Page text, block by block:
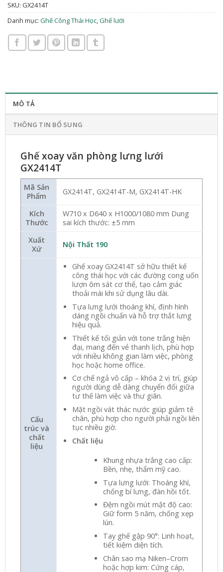
SKU: GX2414T
Danh mục: Ghế Công Thái Học, Ghế lưới
MÔ TẢ
THÔNG TIN BỔ SUNG
Ghế xoay văn phòng lưng lưới
GX2414T
Mã Sản
Phẩm
GX2414T, GX2414T-M, GX2414T-HK
Kích
Thước
W710 x D640 x H1000/1080 mm Dung
sai kích thước: ±5 mm
Xuất
Xứ
Nội Thất 190
Cấu
trúc và
chất
liệu
Ghế xoay GX2414T sở hữu thiết kế
công thái học với các đường cong uốn
lượn ôm sát cơ thể, tạo cảm giác
thoải mái khi sử dụng lâu dài.
Tựa lưng lưới thoáng khí, định hình
dáng ngồi chuẩn và hỗ trợ thắt lưng
hiệu quả.
Thiết kế tối giản với tone trắng hiện
đại, mang đến vẻ thanh lịch, phù hợp
với nhiều không gian làm việc, phòng
học hoặc home office.
Cơ chế ngả vô cấp – khóa 2 vị trí, giúp
người dùng dễ dàng chuyển đổi giữa
tư thế làm việc và thư giãn.
Mặt ngồi vát thác nước giúp giảm tê
chân, phù hợp cho người phải ngồi liên
tục nhiều giờ.
Chất liệu
Khung nhựa trắng cao cấp:
Bền, nhẹ, thẩm mỹ cao.
Tựa lưng lưới: Thoáng khí,
chống bí lưng, đàn hồi tốt.
Đệm ngồi mút mật độ cao:
Giữ form 5 năm, chống xẹp
lún.
Tay ghế gập 90°: Linh hoạt,
tiết kiệm diện tích.
Chân sao mạ Niken–Crom
hoặc hợp kim: Cứng cáp,